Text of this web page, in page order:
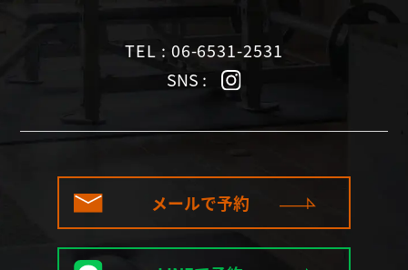
TEL : 06-6531-2531
SNS :
メールで予約